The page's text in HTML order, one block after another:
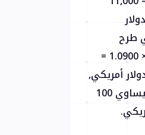
طرح
10,000 × 1.0900 =
دولار أمريكي,
وهو ما يساوي 100